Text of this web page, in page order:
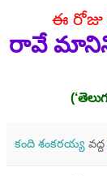
ఈ రోజు
రావే మానిని!
కంది శంకరయ్య వద్ద